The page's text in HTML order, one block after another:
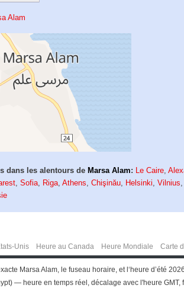
Alam
dans les alentours de Marsa Alam: Le Caire,
,Sofia, Riga,Athens,Chişinău, Helsinki,Vilnius
Unis Heure au Canada Heure Mondiale Carte
Marsa Alam, le fuseau horaire, et l‘heure d’été
— heure en temps réel, décalage avec l'heure GMT,